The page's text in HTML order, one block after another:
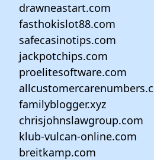
drawneastart.com
fasthokislot88.com
safecasinotips.com
jackpotchips.com
proelitesoftware.com
familyblogger.xyz
chrisjohnslawgroup.com
klub-vulcan-online.com
breitkamp.com